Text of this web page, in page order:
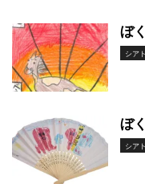
ぼ
シア
ぼ
シア